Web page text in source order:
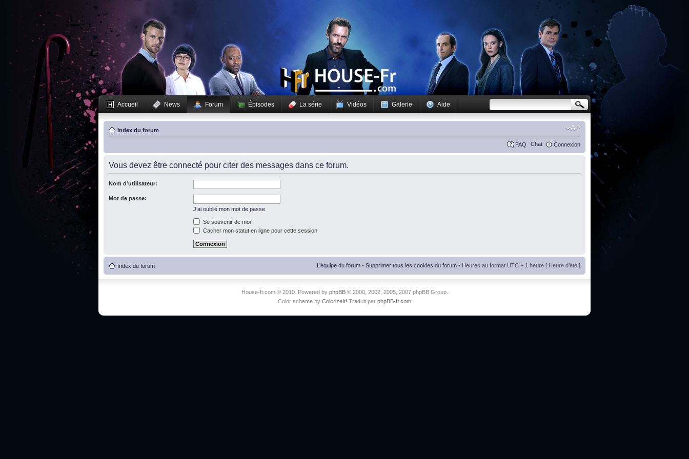
Accueil News Forum Épisodes La série Vidéos Galerie Aide
Index du forum
FAQ Chat Connexion
Vous devez être connecté pour citer des messages dans ce forum.
Nom d’utilisateur:
Mot de passe:
J’ai oublié mon mot de passe
Se souvenir de moi
Cacher mon statut en ligne pour cette session
Index du forum L’équipe du forum • Supprimer tous les cookies du forum • Heures au format UTC + 1 heure [ Heure d’été ]
House-fr.com © 2010. Powered by phpBB© 2000, 2002, 2005, 2007 phpBB Group.
Color scheme by ColorizeIt! Traduit par phpBB-fr.com